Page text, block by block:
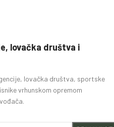
lovačka društva i
lovačka društva, sportske
vrhunskom opremom